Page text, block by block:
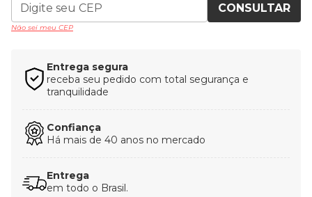
CONSULTAR
Não sei meu CEP
Entrega segura
receba seu pedido com total segurança e
tranquilidade
Confiança
Há mais de 40 anos no mercado
Entrega
em todo o Brasil.